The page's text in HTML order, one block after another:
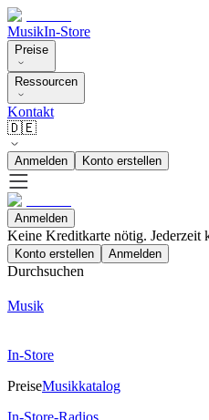
MusikIn-Store
Preise
Ressourcen
Kontakt
🇩🇪
Anmelden Konto erstellen
Anmelden
Keine Kreditkarte nötig. Jederzeit
Konto erstellen Anmelden
Durchsuchen
Musik
In-Store
PreiseMusikkatalog
In-Store-Radios